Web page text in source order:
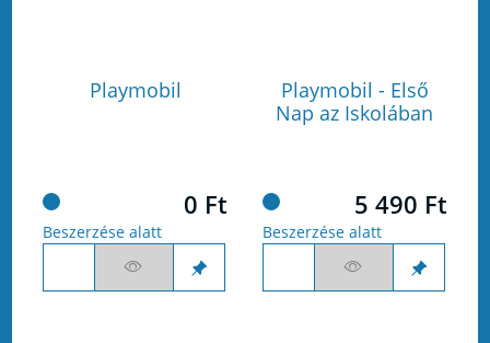
Playmobil
0 Ft
Beszerzése alatt
Playmobil - Első
Nap az Iskolában
5 490 Ft
Beszerzése alatt